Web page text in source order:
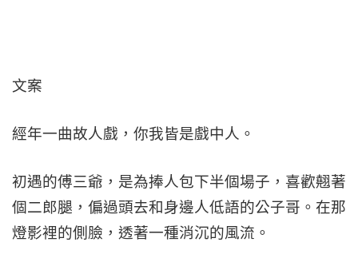
文案
經年一曲故人戲，你我皆是戲中人。
初遇的傅三爺，是為捧人包下半個場子，喜歡翹著
個二郎腿，偏過頭去和身邊人低語的公子哥。在那
燈影裡的側臉，透著一種消沉的風流。